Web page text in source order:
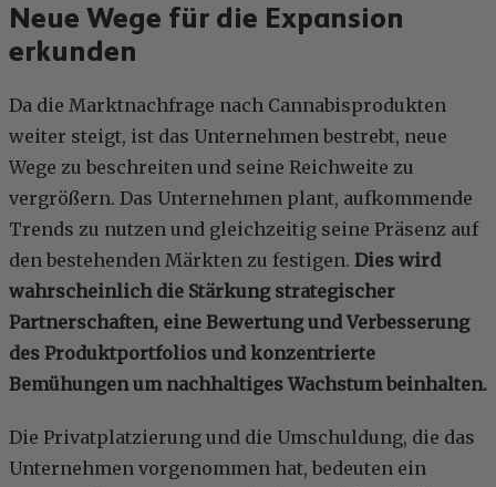
Neue Wege für die Expansion
erkunden
Da die Marktnachfrage nach Cannabisprodukten
weiter steigt, ist das Unternehmen bestrebt, neue
Wege zu beschreiten und seine Reichweite zu
vergrößern. Das Unternehmen plant, aufkommende
Trends zu nutzen und gleichzeitig seine Präsenz auf
den bestehenden Märkten zu festigen. Dies wird
wahrscheinlich die Stärkung strategischer
Partnerschaften, eine Bewertung und Verbesserung
des Produktportfolios und konzentrierte
Bemühungen um nachhaltiges Wachstum beinhalten.
Die Privatplatzierung und die Umschuldung, die das
Unternehmen vorgenommen hat, bedeuten ein